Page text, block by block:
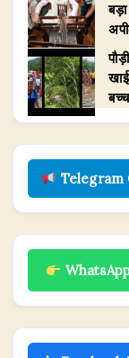
Telegram